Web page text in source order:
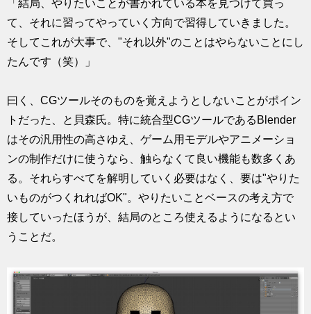
「結局、やりたいことが書かれている本を見つけて買っ
て、それに習ってやっていく方向で習得していきました。
そしてこれが大事で、"それ以外"のことはやらないことにし
たんです（笑）」
曰く、CGツールそのものを覚えようとしないことがポイン
トだった、と貝森氏。特に統合型CGツールであるBlender
はその汎用性の高さゆえ、ゲーム用モデルやアニメーショ
ンの制作だけに使うなら、触らなくて良い機能も数多くあ
る。それらすべてを解明していく必要はなく、要は"やりた
いものがつくれればOK"。やりたいことベースの考え方で
接していったほうが、結局のところ使えるようになるとい
うことだ。